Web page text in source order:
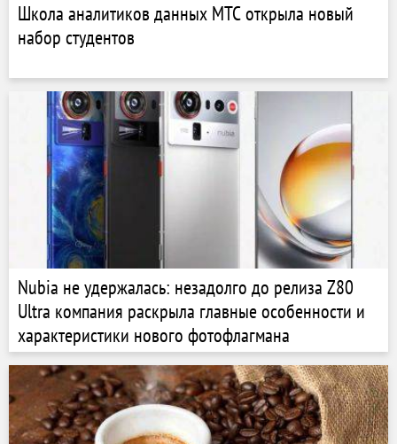
Школа аналитиков данных МТС открыла новый
набор студентов
Nubia не удержалась: незадолго до релиза Z80
Ultra компания раскрыла главные особенности и
характеристики нового фотофлагмана